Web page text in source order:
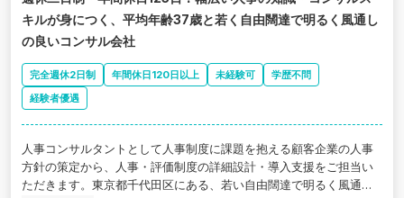
キルが身につく、平均年齢37歳と若く自由闊達で明るく風通し
の良いコンサル会社
完全週休2日制 年間休日120日以上 未経験可
学歴不問
経験者優遇
人事コンサルタントとして人事制度に課題を抱える顧客企業の人事
方針の策定から、人事・評価制度の詳細設計・導入支援をご担当い
ただきます。東京都千代田区にある、若い自由闊達で明るく風通し